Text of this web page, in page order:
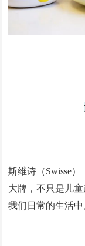
斯维诗（Swisse
大牌，不只是儿
我们日常的生活中